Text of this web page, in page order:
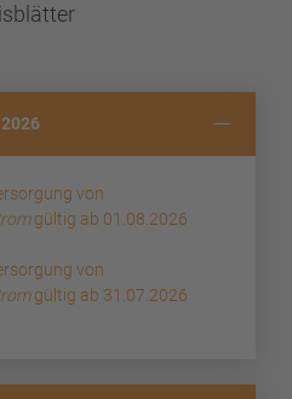
von
gültig ab 01.08.2026
von
gültig ab 31.07.2026